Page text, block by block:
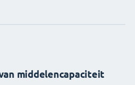
middelencapaciteit